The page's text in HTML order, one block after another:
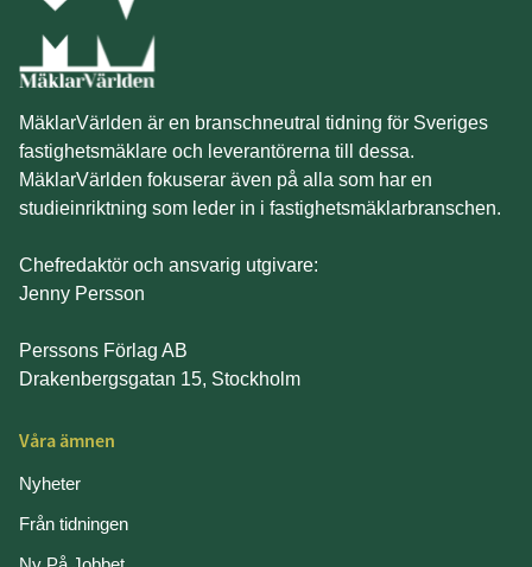
MäklarVärlden är en branschneutral tidning för Sveriges
fastighetsmäklare och leverantörerna till dessa.
MäklarVärlden fokuserar även på alla som har en
studieinriktning som leder in i fastighetsmäklarbranschen.
Chefredaktör och ansvarig utgivare:
Jenny Persson
Perssons Förlag AB
Drakenbergsgatan 15, Stockholm
Våra ämnen
Nyheter
Från tidningen